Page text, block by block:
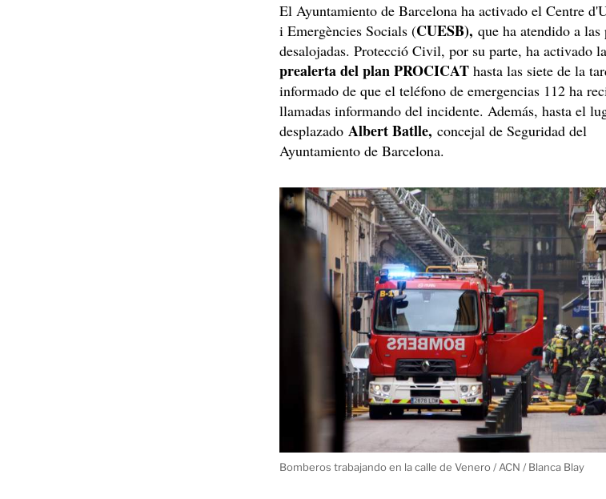
El Ayuntamiento de Barcelona ha activado el Centre
i Emergències Socials (CUESB),que ha atendido a las
desalojadas. Protecció Civil, por su parte, ha activado
prealerta del plan PROCICAThasta las siete de la
informado de que el teléfono de emergencias 112 ha
llamadas informando del incidente. Además, hasta el
desplazadoAlbert Batlle,concejal de Seguridad del
Ayuntamiento de Barcelona.
Bomberos trabajando en la calle de Venero / ACN / Blanca Blay